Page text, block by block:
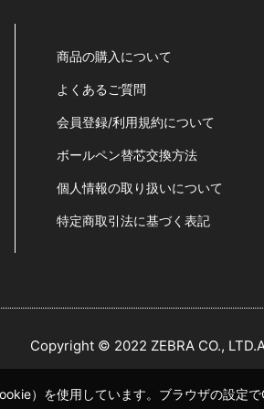
商品の購入について
よくあるご質問
会員登録/利用規約について
ボールペン替芯交換方法
個人情報の取り扱いについて
特定商取引法に基づく表記
Copyright © 2022 ZEBRA CO.,
）を使用しています。ブラウザの設定